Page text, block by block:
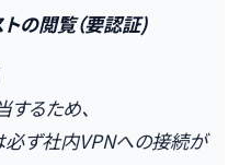
の閲覧（要認証)
るため、
ず社内VPNへの接続が